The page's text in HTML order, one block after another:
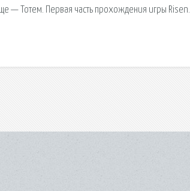
— Тотем. Первая часть прохождения игры